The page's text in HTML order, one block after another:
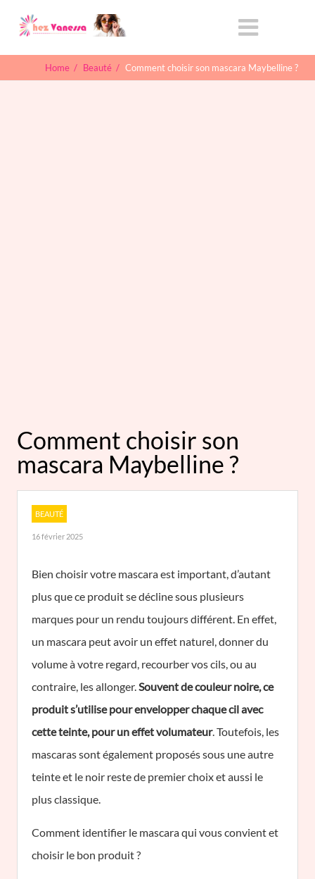
Home / Beauté / Comment choisir son mascara Maybelline ?
Comment choisir son
mascara Maybelline ?
BEAUTÉ
16 février 2025
Bien choisir votre mascara est important, d’autant
plus que ce produit se décline sous plusieurs
marques pour un rendu toujours différent. En effet,
un mascara peut avoir un effet naturel, donner du
volume à votre regard, recourber vos cils, ou au
contraire, les allonger.Souvent de couleur noire, ce
produit s’utilise pour envelopper chaque cil avec
cette teinte, pour un effet volumateur. Toutefois, les
mascaras sont également proposés sous une autre
teinte et le noir reste de premier choix et aussi le
plus classique.
Comment identifier le mascara qui vous convient et
choisir le bon produit ?